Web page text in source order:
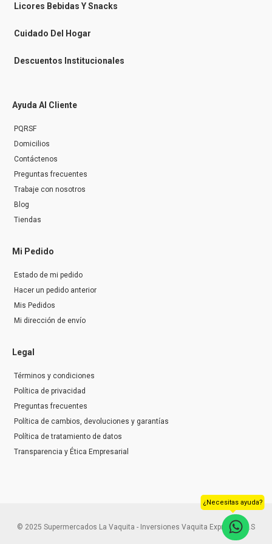
n
g
r
Licores Bebidas Y Snacks
Cuidado Del Hogar
Descuentos Institucionales
Ayuda Al Cliente
PQRSF
Domicilios
Contáctenos
Preguntas frecuentes
Trabaje con nosotros
Blog
Tiendas
Mi Pedido
Estado de mi pedido
Hacer un pedido anterior
Mis Pedidos
Mi dirección de envío
Legal
Términos y condiciones
Política de privacidad
Preguntas frecuentes
Política de cambios, devoluciones y garantías
Política de tratamiento de datos
Transparencia y Ética Empresarial
© 2025 Supermercados La Vaquita - Inversiones Vaquita Express S.A.S
¿Necesitas ayuda?